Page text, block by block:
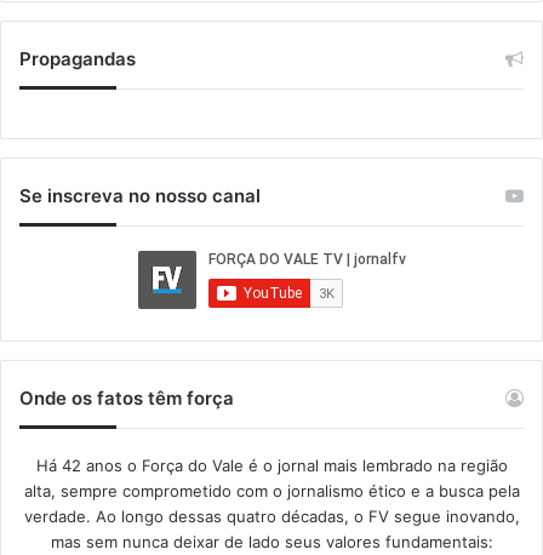
Propagandas
Se inscreva no nosso canal
Onde os fatos têm força
Há 42 anos o Força do Vale é o jornal mais lembrado na região
alta, sempre comprometido com o jornalismo ético e a busca pela
verdade. Ao longo dessas quatro décadas, o FV segue inovando,
mas sem nunca deixar de lado seus valores fundamentais: